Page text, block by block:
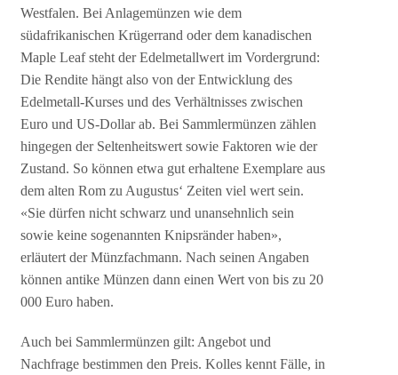
Westfalen. Bei Anlagemünzen wie dem
südafrikanischen Krügerrand oder dem kanadischen
Maple Leaf steht der Edelmetallwert im Vordergrund:
Die Rendite hängt also von der Entwicklung des
Edelmetall-Kurses und des Verhältnisses zwischen
Euro und US-Dollar ab. Bei Sammlermünzen zählen
hingegen der Seltenheitswert sowie Faktoren wie der
Zustand. So können etwa gut erhaltene Exemplare aus
dem alten Rom zu Augustus‘ Zeiten viel wert sein.
«Sie dürfen nicht schwarz und unansehnlich sein
sowie keine sogenannten Knipsränder haben»,
erläutert der Münzfachmann. Nach seinen Angaben
können antike Münzen dann einen Wert von bis zu 20
000 Euro haben.
Auch bei Sammlermünzen gilt: Angebot und
Nachfrage bestimmen den Preis. Kolles kennt Fälle, in